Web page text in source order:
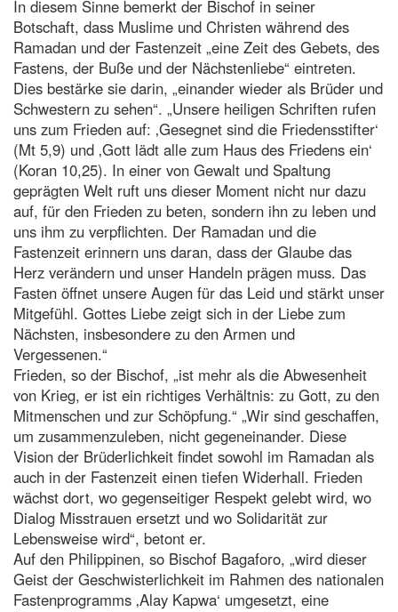
In diesem Sinne bemerkt der Bischof in seiner
Botschaft, dass Muslime und Christen während des
Ramadan und der Fastenzeit „eine Zeit des Gebets, des
Fastens, der Buße und der Nächstenliebe“ eintreten.
Dies bestärke sie darin, „einander wieder als Brüder und
Schwestern zu sehen“. „Unsere heiligen Schriften rufen
uns zum Frieden auf: ‚Gesegnet sind die Friedensstifter‘
(Mt 5,9) und ‚Gott lädt alle zum Haus des Friedens ein‘
(Koran 10,25). In einer von Gewalt und Spaltung
geprägten Welt ruft uns dieser Moment nicht nur dazu
auf, für den Frieden zu beten, sondern ihn zu leben und
uns ihm zu verpflichten. Der Ramadan und die
Fastenzeit erinnern uns daran, dass der Glaube das
Herz verändern und unser Handeln prägen muss. Das
Fasten öffnet unsere Augen für das Leid und stärkt unser
Mitgefühl. Gottes Liebe zeigt sich in der Liebe zum
Nächsten, insbesondere zu den Armen und
Vergessenen.“
Frieden, so der Bischof, „ist mehr als die Abwesenheit
von Krieg, er ist ein richtiges Verhältnis: zu Gott, zu den
Mitmenschen und zur Schöpfung.“ „Wir sind geschaffen,
um zusammenzuleben, nicht gegeneinander. Diese
Vision der Brüderlichkeit findet sowohl im Ramadan als
auch in der Fastenzeit einen tiefen Widerhall. Frieden
wächst dort, wo gegenseitiger Respekt gelebt wird, wo
Dialog Misstrauen ersetzt und wo Solidarität zur
Lebensweise wird“, betont er.
Auf den Philippinen, so Bischof Bagaforo, „wird dieser
Geist der Geschwisterlichkeit im Rahmen des nationalen
Fastenprogramms ‚Alay Kapwa‘ umgesetzt, eine